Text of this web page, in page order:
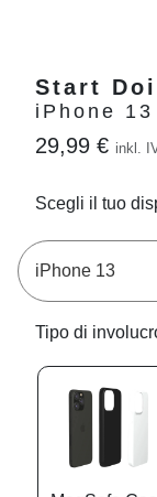
Start
iPhone
29,99 € inkl.
Scegli il tuo
Tipo di